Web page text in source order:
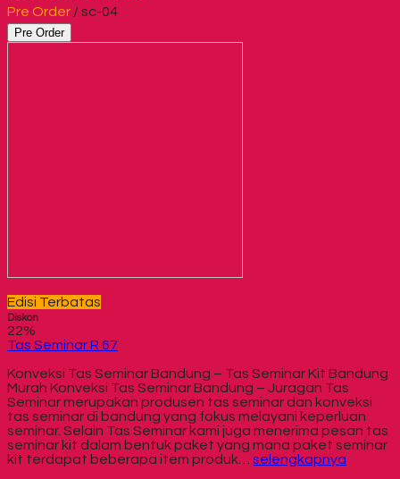
Pre Order / sc-04
Pre Order
Edisi Terbatas
Diskon
22%
Tas Seminar R 67
Konveksi Tas Seminar Bandung – Tas Seminar Kit Bandung
Murah Konveksi Tas Seminar Bandung – Juragan Tas
Seminar merupakan produsen tas seminar dan konveksi
tas seminar di bandung yang fokus melayani keperluan
seminar. Selain Tas Seminar kami juga menerima pesan tas
seminar kit dalam bentuk paket yang mana paket seminar
kit terdapat beberapa item produk… selengkapnya